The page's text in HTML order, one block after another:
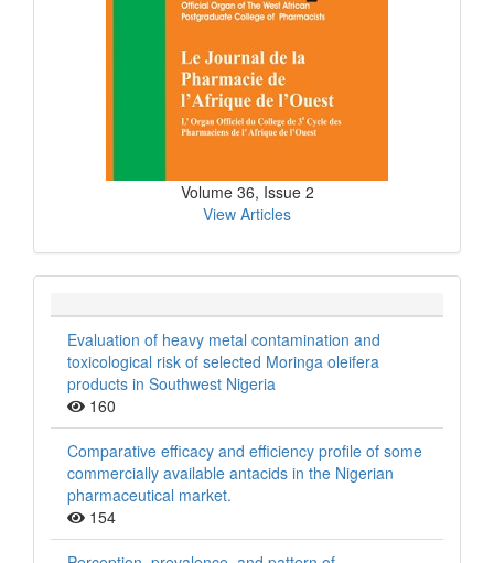
Volume 36, Issue 2
View Articles
Evaluation of heavy metal contamination and
toxicological risk of selected Moringa oleifera
products in Southwest Nigeria
160
Comparative efficacy and efficiency profile of some
commercially available antacids in the Nigerian
pharmaceutical market.
154